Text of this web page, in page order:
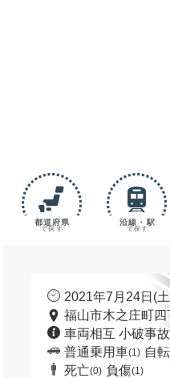
都道府県
で探す
沿線・駅
で探す
2021年7月24日(
福山市木之庄町四
車両相互 小破事故
普通乗用車(1) 自
死亡(0) 負傷(1)